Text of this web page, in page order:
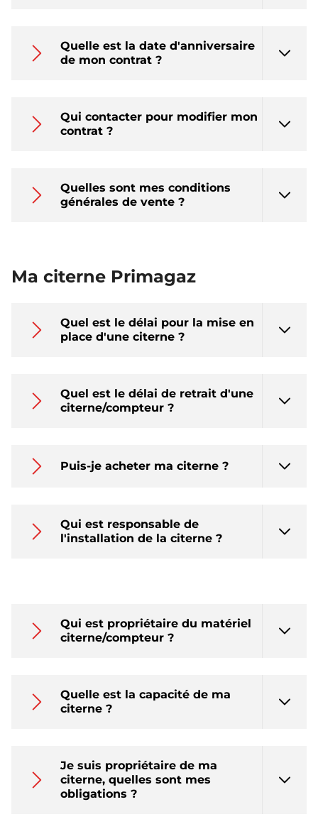
Quelle est la date d'anniversaire
de mon contrat ?
Qui contacter pour modifier mon
contrat ?
Quelles sont mes conditions
générales de vente ?
Ma citerne Primagaz
Quel est le délai pour la mise en
place d'une citerne ?
Quel est le délai de retrait d'une
citerne/compteur ?
Puis-je acheter ma citerne ?
Qui est responsable de
l'installation de la citerne ?
Qui est propriétaire du matériel
citerne/compteur ?
Quelle est la capacité de ma
citerne ?
Je suis propriétaire de ma
citerne, quelles sont mes
obligations ?